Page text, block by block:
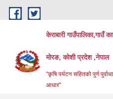
Skip to main content
केराबारी गाउँपालिका,गाउँ
मोरङ, कोशी प्रदेश ,नेपाल
"कृषि पर्यटन सहितको पुर्ण
आधार"